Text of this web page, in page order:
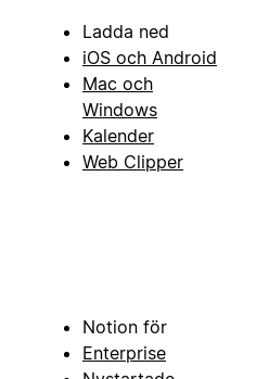
Ladda ned
iOS och Android
Mac och
Windows
Kalender
Web Clipper
Notion för
Enterprise